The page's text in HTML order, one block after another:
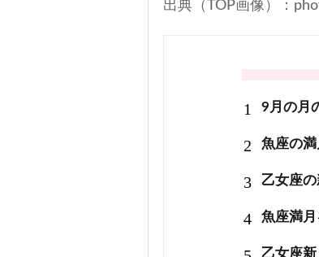
出典（TOP画像）：
1 9月の月
2 魚座の
3 乙女座
4 魚座満
乙女座